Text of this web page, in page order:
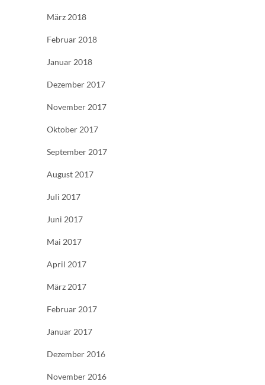
März 2018
Februar 2018
Januar 2018
Dezember 2017
November 2017
Oktober 2017
September 2017
August 2017
Juli 2017
Juni 2017
Mai 2017
April 2017
März 2017
Februar 2017
Januar 2017
Dezember 2016
November 2016